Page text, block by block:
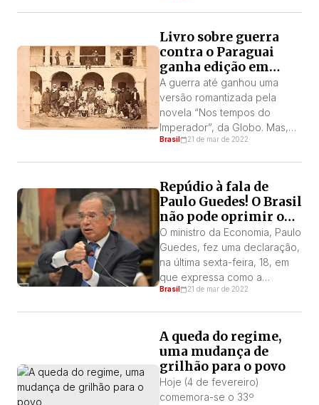
para 10 anos o ato punível de
invasão de propriedade
alheia); 2) Aprovação do
projeto de lei que declara
todo o território da República
em situação de emergência
por […]
Livro sobre guerra
contra o Paraguai
ganha edição em
português
A guerra até ganhou uma
versão romantizada pela
novela “Nos tempos do
Imperador”, da Globo. Mas,
na verdade, foi um genocídio
Brasil 21 de mar de 2022
Repúdio à fala de
Paulo Guedes! O Brasil
não pode oprimir o
Paraguai
O ministro da Economia, Paulo
Guedes, fez uma declaração,
na última sexta-feira, 18, em
que expressa como a
burguesia brasileira vê o
produtores do agro e, mais
que isso, como enxerga o
país vizinho como subalterno.
“O Paraguai virou
praticamente um estado
Brasil 21 de mar de 2022
A queda do regime,
uma mudança de
grilhão para o povo
Hoje (4 de fevereiro)
comemora-se o 33º